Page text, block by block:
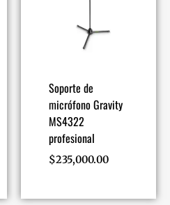
Soporte de
micrófono Gravity
MS4322
profesional
$235,000.00